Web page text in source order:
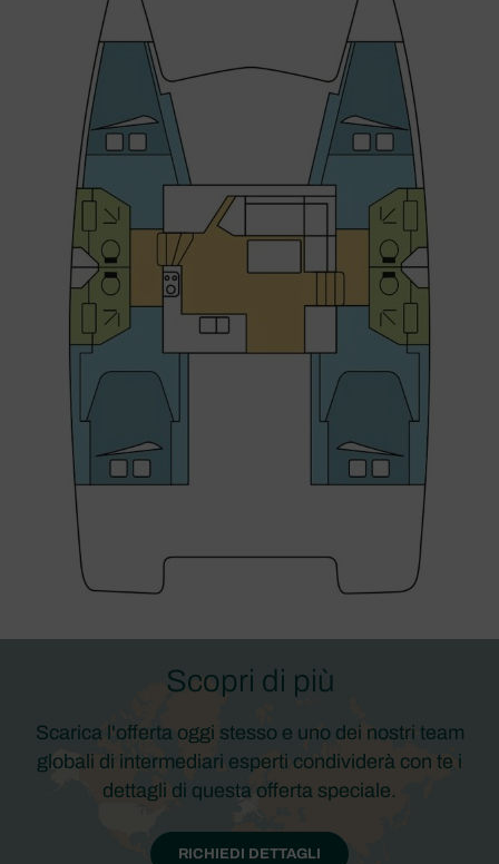
Scopri di più
Scarica l'offerta oggi stesso e uno dei nostri team
globali di intermediari esperti condividerà con te i
dettagli di questa offerta speciale.
RICHIEDI DETTAGLI